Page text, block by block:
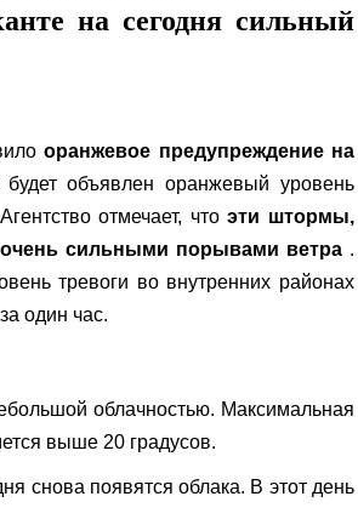
на сегодня сильный
оранжевое предупреждение на
объявлен оранжевый уровень
отмечает, чтоэти штормы,
сильными порывами ветра .
тревоги во внутренних районах
один час.
облачностью. Максимальная
выше 20 градусов.
снова появятся облака. В этот день